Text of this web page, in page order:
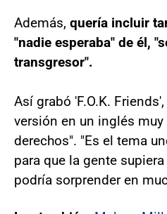
Además, quería incluir
"nadie esperaba" de él,
transgresor".
Así grabó 'F.O.K.
versión en un inglés
derechos". "Es el tema
para que la gente
podría sorprender en